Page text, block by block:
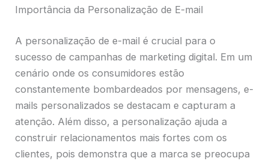
Importância da Personalização de E-mail
A personalização de e-mail é crucial para o
sucesso de campanhas de marketing digital. Em um
cenário onde os consumidores estão
constantemente bombardeados por mensagens, e-
mails personalizados se destacam e capturam a
atenção. Além disso, a personalização ajuda a
construir relacionamentos mais fortes com os
clientes, pois demonstra que a marca se preocupa